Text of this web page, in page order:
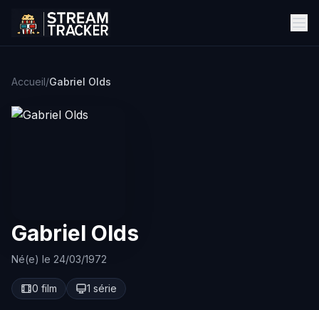
Accueil/Gabriel Olds
Gabriel Olds
Né(e) le 24/03/1972
0 film 1 série